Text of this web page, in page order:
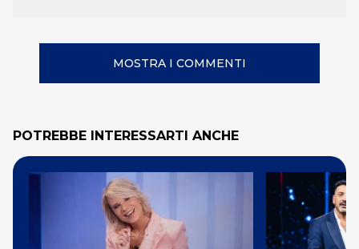
MOSTRA I COMMENTI
POTREBBE INTERESSARTI ANCHE